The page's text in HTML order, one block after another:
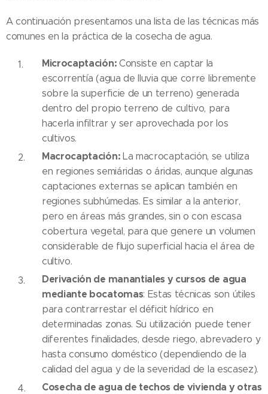
A continuación presentamos una lista de las técnicas más
comunes en la práctica de la cosecha de agua.
Microcaptación: Consiste en captar la
escorrentía (agua de lluvia que corre libremente
sobre la superficie de un terreno) generada
dentro del propio terreno de cultivo, para
hacerla infiltrar y ser aprovechada por los
cultivos.
Macrocaptación: La macrocaptación, se utiliza
en regiones semiáridas o áridas, aunque algunas
captaciones externas se aplican también en
regiones subhúmedas. Es similar a la anterior,
pero en áreas más grandes, sin o con escasa
cobertura vegetal, para que genere un volumen
considerable de flujo superficial hacia el área de
cultivo.
Derivación de manantiales y cursos de agua
mediante bocatomas: Estas técnicas son útiles
para contrarrestar el déficit hídrico en
determinadas zonas. Su utilización puede tener
diferentes finalidades, desde riego, abrevadero y
hasta consumo doméstico (dependiendo de la
calidad del agua y de la severidad de la escasez).
Cosecha de agua de techos de vivienda y otras